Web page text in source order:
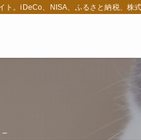
ト。iDeCo、NISA、ふるさと納税、株
–